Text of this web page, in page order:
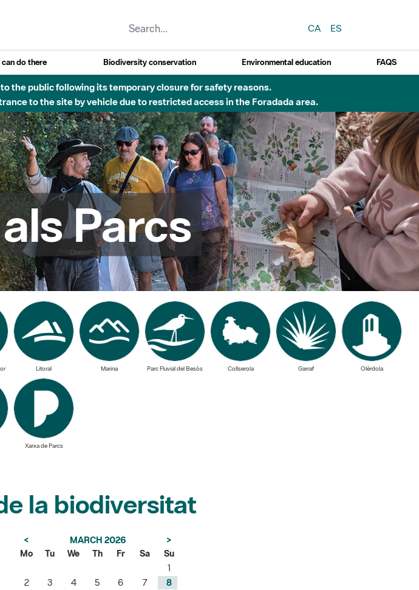
CA
ES
do there Biodiversity conservation Environmental education FAQS
Parc Fluvial del Besòs degut a obres de construcció d'una passera sobre el riu
Parcs
Parc Fluvial del Besòs Olèrdola
Xarxa de Parcs
la biodiversitat
Mo
We Th Fr
Su
1
8
9
10 11 12 13 14
15